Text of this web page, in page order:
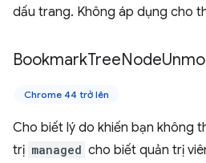
dấu trang. Không áp dụng cho
BookmarkTreeNode
Chrome 44 trở lên
Cho biết lý do khiến bạn không
trị managed cho biết quản trị